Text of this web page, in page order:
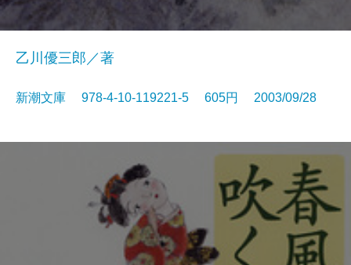
乙川優三郎／著
新潮文庫 978-4-10-119221-5 605円 2003/09/28